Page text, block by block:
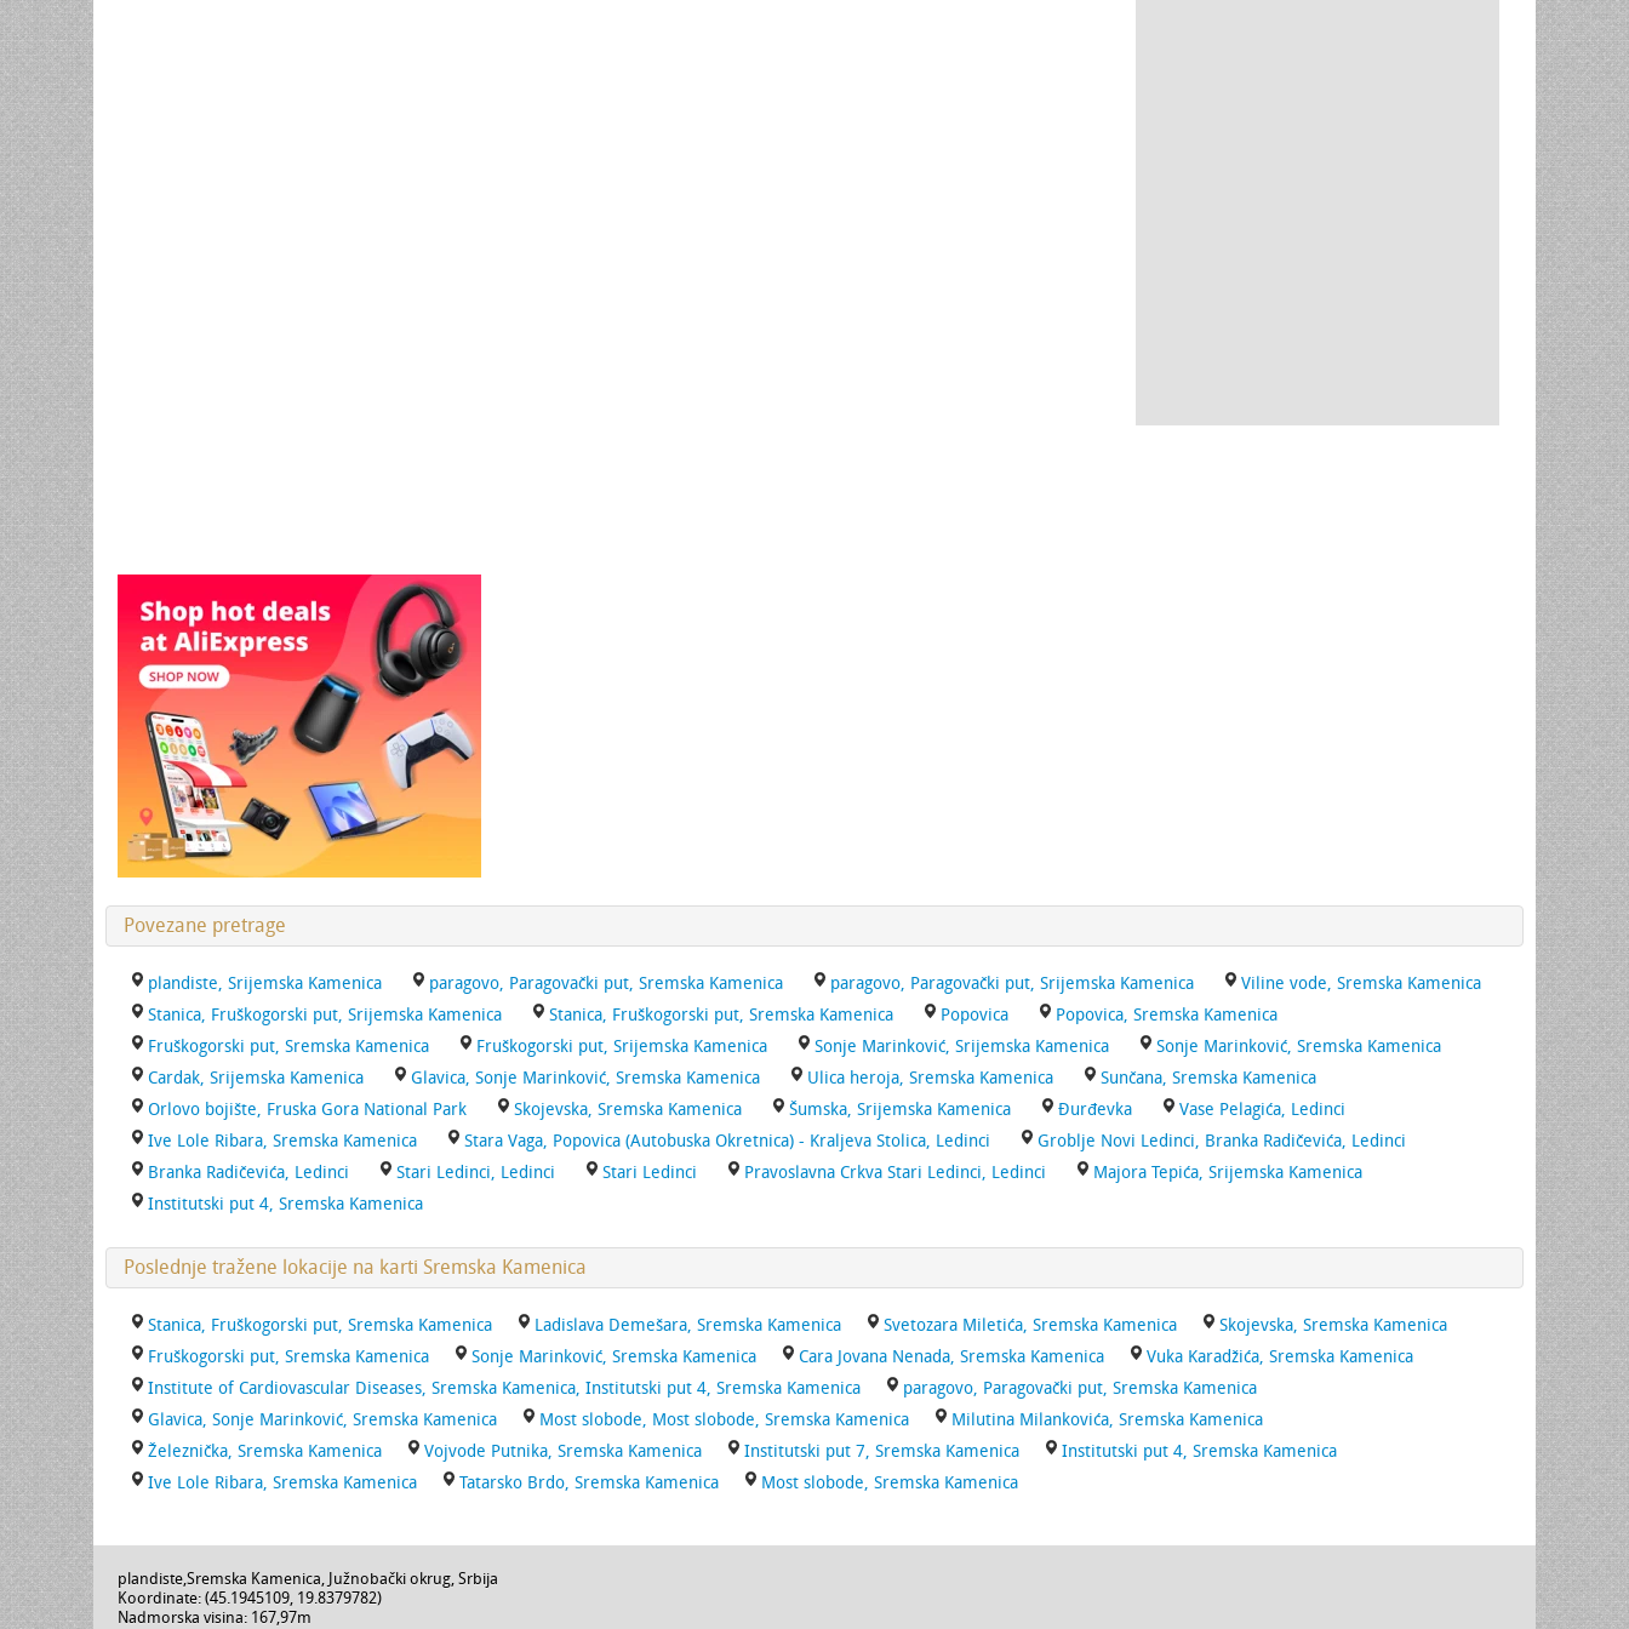
Povezane pretrage
plandiste, Srijemska Kamenica paragovo, Paragovački put, Sremska Kamenica paragovo, Paragovački put, Srijemska Kamenica
Viline vode, Sremska Kamenica
Stanica, Fruškogorski put, Srijemska Kamenica
Stanica, Fruškogorski put, Sremska Kamenica Popovica
Popovica, Sremska Kamenica
Fruškogorski put, Sremska Kamenica
Fruškogorski put, Srijemska Kamenica Sonje Marinković, Srijemska Kamenica
Sonje Marinković, Sremska Kamenica
Cardak, Srijemska Kamenica
Glavica, Sonje Marinković, Sremska Kamenica Ulica heroja, Sremska Kamenica
Sunčana, Sremska Kamenica
Orlovo bojište, Fruska Gora National Park
Skojevska, Sremska Kamenica Šumska, Srijemska Kamenica Đurđevka
Vase Pelagića, Ledinci
Ive Lole Ribara, Sremska Kamenica
Stara Vaga, Popovica (Autobuska Okretnica) - Kraljeva Stolica, Ledinci
Groblje Novi Ledinci, Branka Radičevića, Ledinci
Branka Radičevića, Ledinci
Stari Ledinci, Ledinci Stari Ledinci Pravoslavna Crkva Stari Ledinci, Ledinci
Majora Tepića, Srijemska Kamenica
Institutski put 4, Sremska Kamenica
Poslednje tražene lokacije na karti Sremska Kamenica
Stanica, Fruškogorski put, Sremska Kamenica Ladislava Demešara, Sremska Kamenica Svetozara Miletića, Sremska Kamenica
Skojevska, Sremska Kamenica
Fruškogorski put, Sremska Kamenica
Sonje Marinković, Sremska Kamenica Cara Jovana Nenada, Sremska Kamenica
Vuka Karadžića, Sremska Kamenica
Institute of Cardiovascular Diseases, Sremska Kamenica, Institutski put 4, Sremska Kamenica
paragovo, Paragovački put, Sremska Kamenica
Glavica, Sonje Marinković, Sremska Kamenica
Most slobode, Most slobode, Sremska Kamenica
Milutina Milankovića, Sremska Kamenica
Železnička, Sremska Kamenica
Vojvode Putnika, Sremska Kamenica Institutski put 7, Sremska Kamenica
Institutski put 4, Sremska Kamenica
Ive Lole Ribara, Sremska Kamenica
Tatarsko Brdo, Sremska Kamenica Most slobode, Sremska Kamenica
plandiste,Sremska Kamenica, Južnobački okrug, Srbija
Koordinate: (45.1945109, 19.8379782)
Nadmorska visina: 167,97m